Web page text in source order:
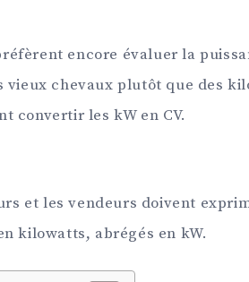
encore évaluer la
vieux chevaux plutôt que des
convertir les kW en CV.
et les vendeurs doivent
kilowatts, abrégés en kW.